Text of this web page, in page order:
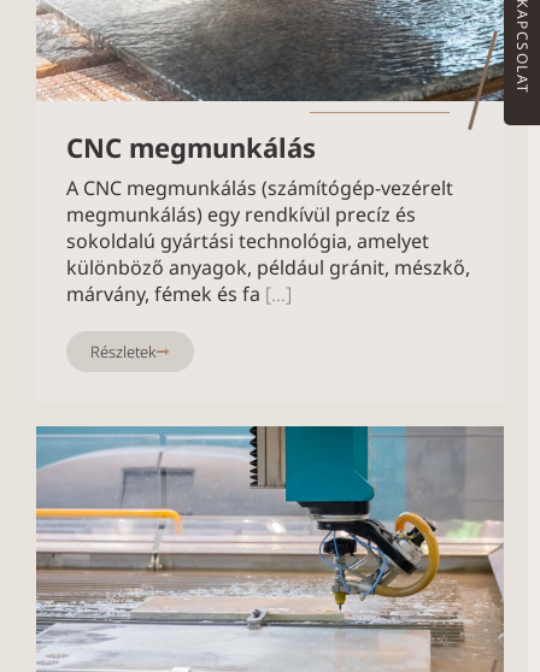
KAPCSOLAT
CNC megmunkálás
A CNC megmunkálás (számítógép-vezérelt
megmunkálás) egy rendkívül precíz és
sokoldalú gyártási technológia, amelyet
különböző anyagok, például gránit, mészkő,
márvány, fémek és fa […]
Részletek